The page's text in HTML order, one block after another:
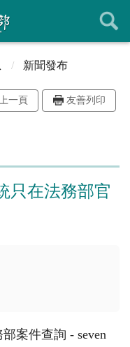
新聞發布
一頁 友善列印
只在法務部官
案件查詢 - seven